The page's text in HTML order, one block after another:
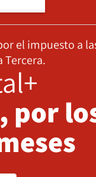
el impuesto a
Tercera.
por